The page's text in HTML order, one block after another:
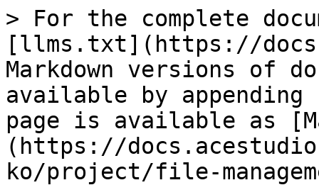
> For the complete
[llms.txt](https://
Markdown versions of
available by
page is available as
(https://
ko/project/file-